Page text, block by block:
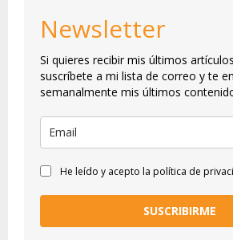
Newsletter
Si quieres recibir mis últimos
suscríbete a mi lista de correo y te
semanalmente mis últimos
He leído y acepto la política de
SUSCRIBIRME